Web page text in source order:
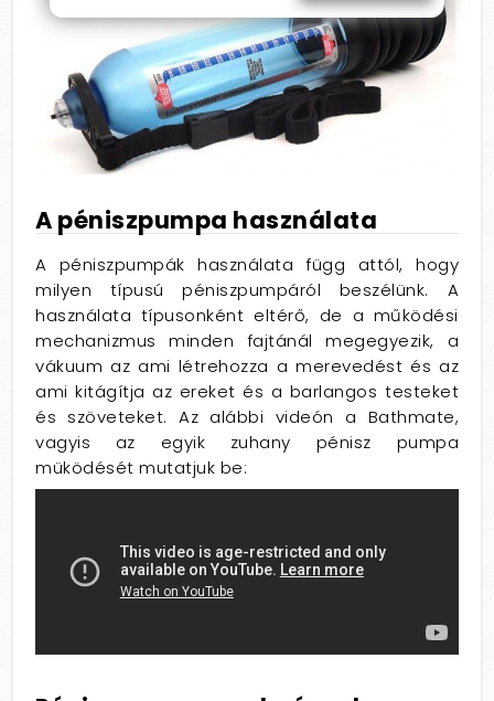
A péniszpumpa használata
A péniszpumpák használata függ attól, hogy
milyen típusú péniszpumpáról beszélünk. A
használata típusonként eltérő, de a működési
mechanizmus minden fajtánál megegyezik, a
vákuum az ami létrehozza a merevedést és az
ami kitágítja az ereket és a barlangos testeket
és szöveteket. Az alábbi videón a Bathmate,
vagyis az egyik zuhany pénisz pumpa
müködését mutatjuk be: